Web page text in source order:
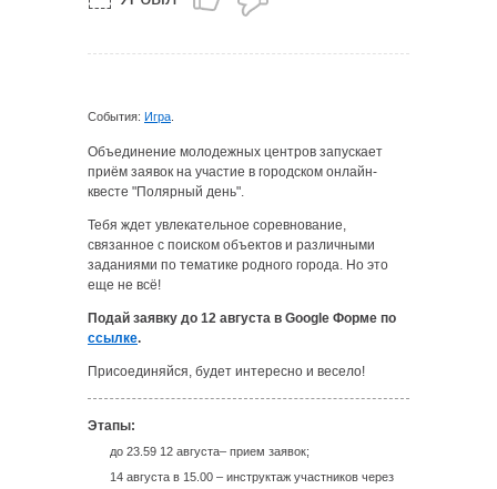
События: Игра
Объединение молодежных центров запускает
приём заявок на участие в городском онлайн-
квесте "Полярный день".
Тебя ждет увлекательное соревнование,
связанное с поиском объектов и различными
заданиями по тематике родного города. Но это
еще не всё!
Подай заявку до 12 августа в Google Форме по
ссылке.
Присоединяйся, будет интересно и весело!
Этапы:
до 23.59 12 августа– прием заявок;
14 августа в 15.00 – инструктаж участников через